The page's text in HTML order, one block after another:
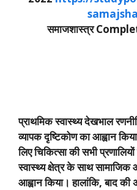
समाजशास्त्र
प्राथमिक स्वास्थ्य देखभाल
व्यापक दृष्टिकोण का आह्वान
लिए चिकित्सा की सभी
स्वास्थ्य क्षेत्र के साथ
आह्वान किया। हालांकि,बाद की